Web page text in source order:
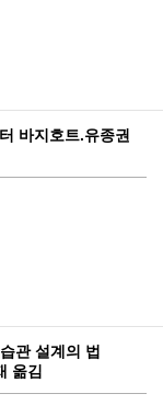
바지호트.유종권
관 설계의 법
옮김